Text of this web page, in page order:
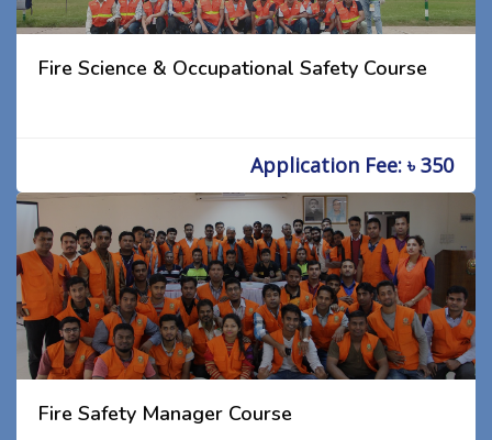
Fire Science & Occupational Safety Course
Application Fee: ৳ 350
Fire Safety Manager Course